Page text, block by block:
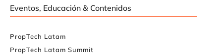
Eventos, Educación & Contenidos
PropTech Latam
PropTech Latam Summit